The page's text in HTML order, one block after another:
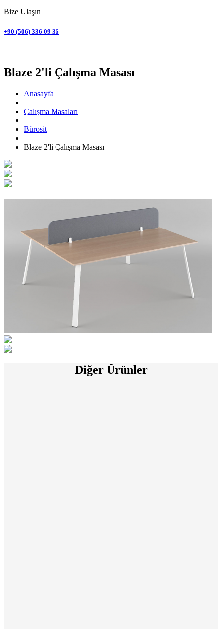
Bize Ulaşın
+90 (506) 336 09 36
Blaze 2'li Çalışma Masası
Anasayfa
Çalışma Masaları
Bürosit
Blaze 2'li Çalışma Masası
Diğer Ürünler